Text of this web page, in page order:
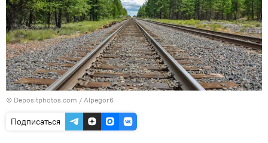
© Depositphotos.com / Alpegor6
Подписаться